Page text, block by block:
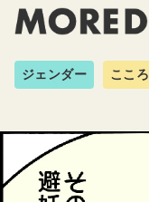
ジェンダー こころ